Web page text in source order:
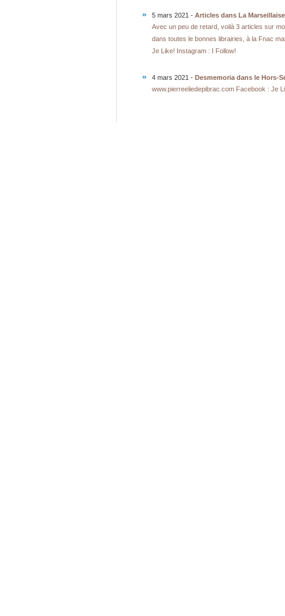
5 mars 2021 - Articles dans La
Avec un peu de retard, voilà 3 articles sur
dans toutes le bonnes librairies, à la Fnac
Je Like! Instagram : I Follow!
4 mars 2021 - Desmemoria dans le Hors-
www.pierreeliedepibrac.com Facebook : Je